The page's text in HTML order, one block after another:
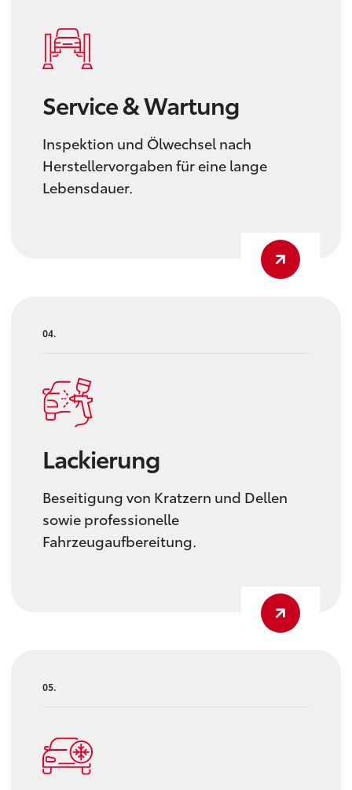
Service & Wartung
Inspektion und Ölwechsel nach
Herstellervorgaben für eine lange
Lebensdauer.
Lackierung
Beseitigung von Kratzern und Dellen
sowie professionelle
Fahrzeugaufbereitung.